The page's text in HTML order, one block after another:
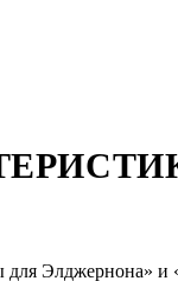
Элджернона» и